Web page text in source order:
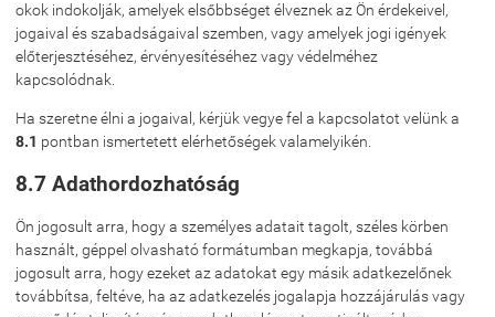
okok indokolják, amelyek elsőbbséget élveznek az Ön érdekeivel,
jogaival és szabadságaival szemben, vagy amelyek jogi igények
előterjesztéséhez, érvényesítéséhez vagy védelméhez
kapcsolódnak.
Ha szeretne élni a jogaival, kérjük vegye fel a kapcsolatot velünk a
8.1 pontban ismertetett elérhetőségek valamelyikén.
8.7 Adathordozhatóság
Ön jogosult arra, hogy a személyes adatait tagolt, széles körben
használt, géppel olvasható formátumban megkapja, továbbá
jogosult arra, hogy ezeket az adatokat egy másik adatkezelőnek
továbbítsa, feltéve, ha az adatkezelés jogalapja hozzájárulás vagy